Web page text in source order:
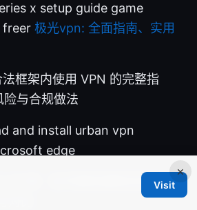
x setup guide game
freer 极光vpn: 全面指南、实用
框架内使用 VPN 的完整指
与合规做法
and install urban vpn
edge
分 地：在中国快速稳定连接
比
×
Visit